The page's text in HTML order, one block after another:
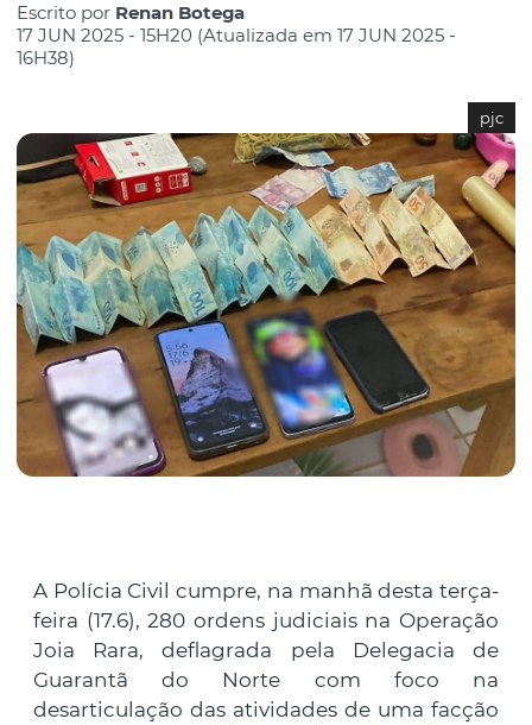
Escrito por Renan Botega
17 JUN 2025 - 15H20 (Atualizada em 17 JUN 2025 -
16H38)
pjc
A Polícia Civil cumpre, na manhã desta terça-
feira (17.6), 280 ordens judiciais na Operação
Joia Rara, deflagrada pela Delegacia de
Guarantã do Norte com foco na
desarticulação das atividades de uma facção